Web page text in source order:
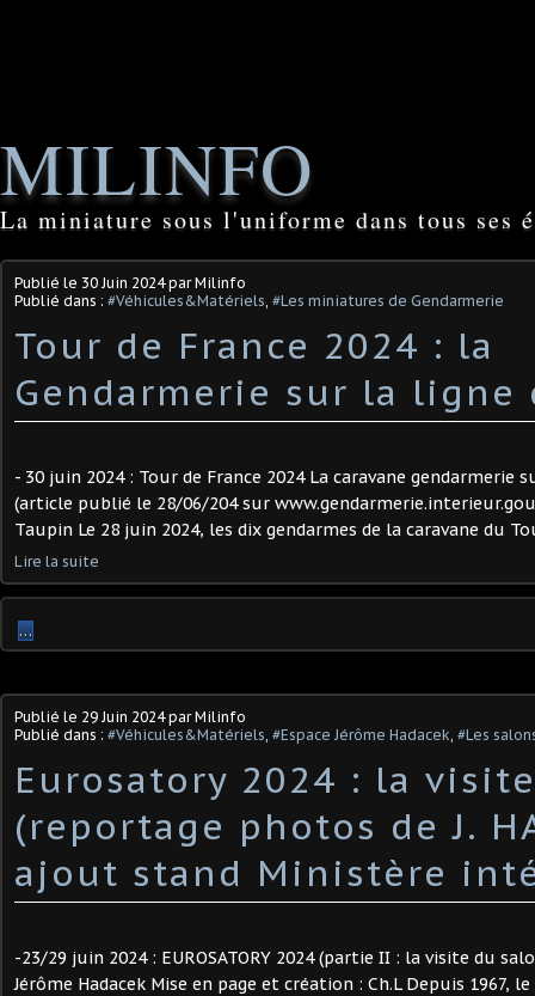
MILINFO
La miniature sous l'uniforme dans tous ses
Publié le 30 Juin 2024par Milinfo
Publié dans : #Véhicules&Matériels, #Les miniatures de Gendarmerie
Tour de France 2024 : la
Gendarmerie sur la ligne
- 30 juin 2024 : Tour de France 2024 La caravane gendarmerie
(article publié le 28/06/204 sur
Taupin Le 28 juin 2024, les dix gendarmes de la caravane du
Lire la suite
…
Publié le 29 Juin 2024par Milinfo
Publié dans : #Véhicules&Matériels, #Espace Jérôme Hadacek, #Les
Eurosatory 2024 : la
(reportage photos de J.
ajout stand Ministère
-23/29 juin 2024 : EUROSATORY 2024 (partie II : la visite du
Jérôme Hadacek Mise en page et création : Ch.L Depuis 1967, le